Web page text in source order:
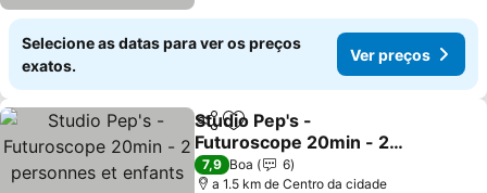
Selecione as datas para ver os preços
exatos.
Ver preços
PartilharAdicionar aos favoritos
Studio Pep's -
Futuroscope 20min - 2
personnes et enfants
7,9 Boa
6
a 1.5 km de Centro da cidade